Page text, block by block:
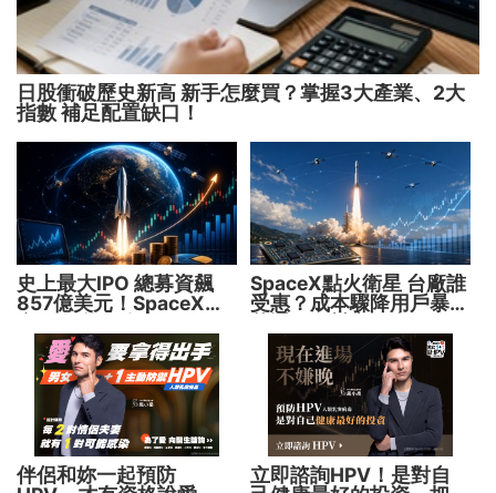
日股衝破歷史新高 新手怎麼買？掌握3大產業、2大
指數 補足配置缺口！
史上最大IPO 總募資飆
857億美元！SpaceX升
SpaceX點火衛星 台廠誰
受惠？成本驟降用戶暴增
伴侶和妳一起預防
立即諮詢HPV！是對自